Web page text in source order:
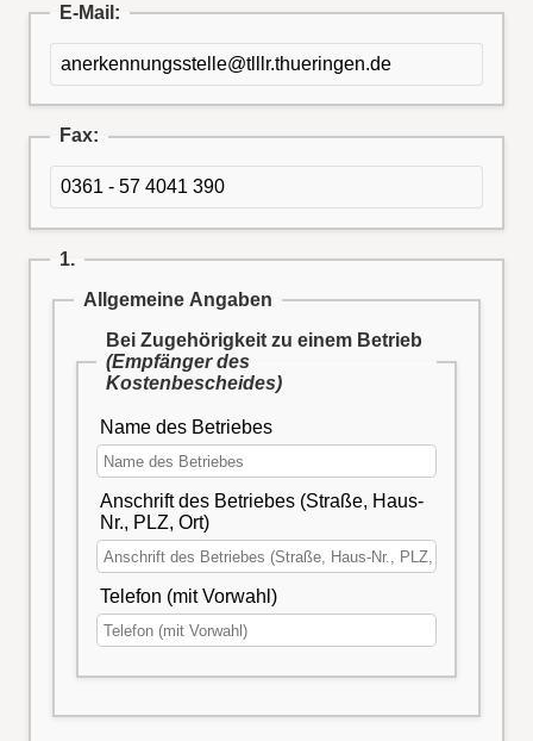
E-Mail:
anerkennungsstelle@tlllr.thueringen.de
Fax:
0361 - 57 4041 390
1.
Allgemeine Angaben
Bei Zugehörigkeit zu einem Betrieb
(Empfänger des
Kostenbescheides)
Name des Betriebes
Anschrift des Betriebes (Straße, Haus-
Nr., PLZ, Ort)
Telefon (mit Vorwahl)